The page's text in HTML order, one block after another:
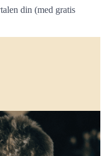
din (med gratis